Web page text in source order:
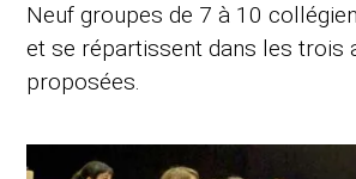
Neuf groupes de 7 à 10
et se répartissent dans les trois
proposées.